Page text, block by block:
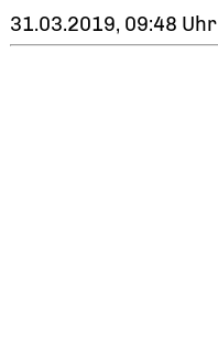
31.03.2019, 09:48 Uhr